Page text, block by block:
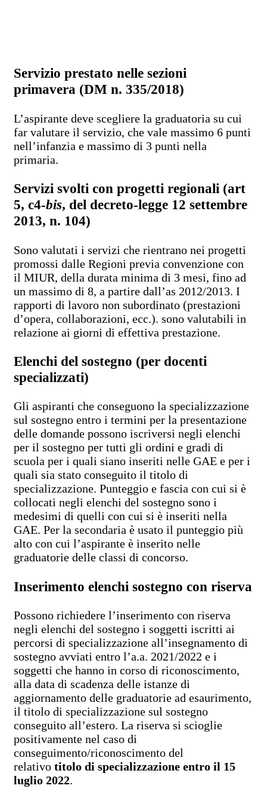
Servizio prestato nelle sezioni
primavera (DM n. 335/2018)
L’aspirante deve scegliere la graduatoria su cui
far valutare il servizio, che vale massimo 6 punti
nell’infanzia e massimo di 3 punti nella
primaria.
Servizi svolti con progetti regionali (art
5, c4-bis, del decreto-legge 12 settembre
2013, n. 104)
Sono valutati i servizi che rientrano nei progetti
promossi dalle Regioni previa convenzione con
il MIUR, della durata minima di 3 mesi, fino ad
un massimo di 8, a partire dall’as 2012/2013. I
rapporti di lavoro non subordinato (prestazioni
d’opera, collaborazioni, ecc.). sono valutabili in
relazione ai giorni di effettiva prestazione.
Elenchi del sostegno (per docenti
specializzati)
Gli aspiranti che conseguono la specializzazione
sul sostegno entro i termini per la presentazione
delle domande possono iscriversi negli elenchi
per il sostegno per tutti gli ordini e gradi di
scuola per i quali siano inseriti nelle GAE e per i
quali sia stato conseguito il titolo di
specializzazione. Punteggio e fascia con cui si è
collocati negli elenchi del sostegno sono i
medesimi di quelli con cui si è inseriti nella
GAE. Per la secondaria è usato il punteggio più
alto con cui l’aspirante è inserito nelle
graduatorie delle classi di concorso.
Inserimento elenchi sostegno con riserva
Possono richiedere l’inserimento con riserva
negli elenchi del sostegno i soggetti iscritti ai
percorsi di specializzazione all’insegnamento di
sostegno avviati entro l’a.a. 2021/2022 e i
soggetti che hanno in corso di riconoscimento,
alla data di scadenza delle istanze di
aggiornamento delle graduatorie ad esaurimento,
il titolo di specializzazione sul sostegno
conseguito all’estero. La riserva si scioglie
positivamente nel caso di
conseguimento/riconoscimento del
relativo titolo di specializzazione entro il 15
luglio 2022.